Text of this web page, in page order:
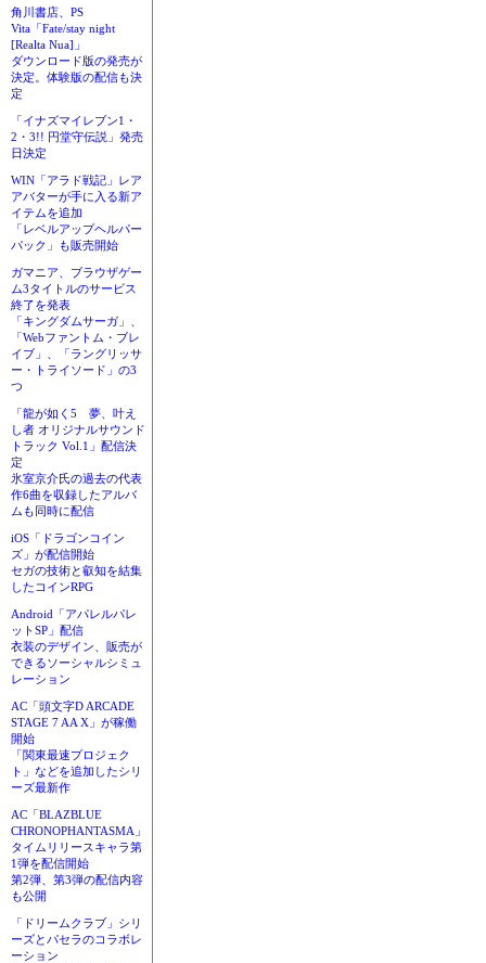
角川書店、PS
Vita「Fate/stay night
[Realta Nua]」
ダウンロード版の発売が
決定。体験版の配信も決
定
「イナズマイレブン1・
2・3!! 円堂守伝説」発売
日決定
WIN「アラド戦記」レア
アバターが手に入る新ア
イテムを追加
「レベルアップヘルパー
パック」も販売開始
ガマニア、ブラウザゲー
ム3タイトルのサービス
終了を発表
「キングダムサーガ」、
「Webファントム・ブレ
イブ」、「ラングリッサ
ー・トライソード」の3
つ
「龍が如く5 夢、叶え
し者 オリジナルサウンド
トラック Vol.1」配信決
定
氷室京介氏の過去の代表
作6曲を収録したアルバ
ムも同時に配信
iOS「ドラゴンコイン
ズ」が配信開始
セガの技術と叡知を結集
したコインRPG
Android「アパレルパレ
ットSP」配信
衣装のデザイン、販売が
できるソーシャルシミュ
レーション
AC「頭文字D ARCADE
STAGE 7 AA X」が稼働
開始
「関東最速プロジェク
ト」などを追加したシリ
ーズ最新作
AC「BLAZBLUE
CHRONOPHANTASMA」
タイムリリースキャラ第
1弾を配信開始
第2弾、第3弾の配信内容
も公開
「ドリームクラブ」シリ
ーズとパセラのコラボレ
ーション